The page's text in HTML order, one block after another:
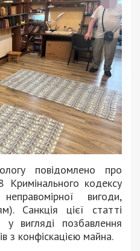
повідомлено про
кодексу
вигоди,
Санкція цієї статті
вигляді позбавлення
з конфіскацією майна.